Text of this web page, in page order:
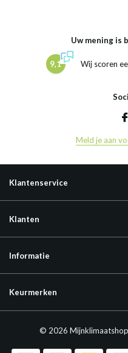
Uw mening is
9,1 Wij scoren
Meld je aan
Klantenservice
Klanten
Informatie
Keurmerken
© 2026